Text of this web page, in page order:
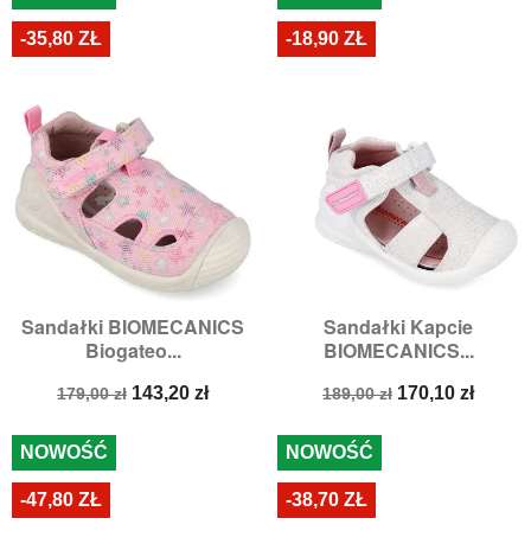
Sandałki BIOMECANICS
Biogateo...
Cena
179,00 zł Cena
143,20 zł
-35,80 ZŁ
Sandałki Kapcie
BIOMECANICS...
Cena
189,00 zł Cena
170,10 zł
-18,90 ZŁ
NOWOŚĆ
-47,80 ZŁ
NOWOŚĆ
-38,70 ZŁ